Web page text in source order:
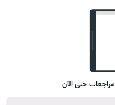
حتى الآن